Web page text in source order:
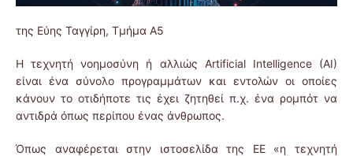
της Εύης Ταγγίρη, Τμήμα Α5
Η τεχνητή νοημοσύνη ή αλλιώς Artificial Intelligence (AI)
είναι ένα σύνολο προγραμμάτων και εντολών οι οποίες
κάνουν το οτιδήποτε τις έχει ζητηθεί π.χ. ένα ρομπότ να
αντιδρά όπως περίπου ένας άνθρωπος.
Όπως αναφέρεται στην ιστοσελίδα της ΕΕ «η τεχνητή